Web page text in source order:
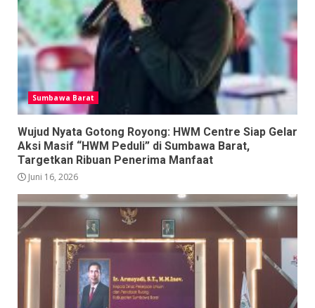
Sumbawa Barat
Wujud Nyata Gotong Royong: HWM Centre Siap Gelar
Aksi Masif “HWM Peduli” di Sumbawa Barat,
Targetkan Ribuan Penerima Manfaat
Juni 16, 2026